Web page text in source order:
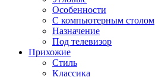
Особенности
С компьютерным столом
Назначение
Под телевизор
Прихожие
Стиль
Классика